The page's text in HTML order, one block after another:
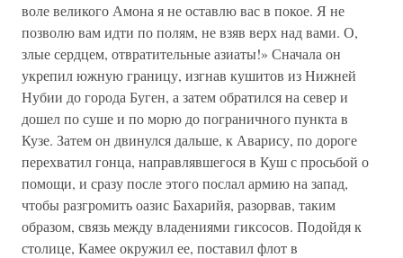
воле великого Амона я не оставлю вас в покое. Я не
позволю вам идти по полям, не взяв верх над вами. О,
злые сердцем, отвратительные азиаты!» Сначала он
укрепил южную границу, изгнав кушитов из Нижней
Нубии до города Буген, а затем обратился на север и
дошел по суше и по морю до пограничного пункта в
Кузе. Затем он двинулся дальше, к Аварису, по дороге
перехватил гонца, направлявшегося в Куш с просьбой о
помощи, и сразу после этого послал армию на запад,
чтобы разгромить оазис Бахарийя, разорвав, таким
образом, связь между владениями гиксосов. Подойдя к
столице, Камее окружил ее, поставил флот в